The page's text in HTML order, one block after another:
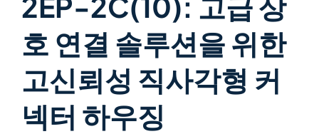
호 연결 솔루션을 위한
고신뢰성 직사각형 커
넥터 하우징